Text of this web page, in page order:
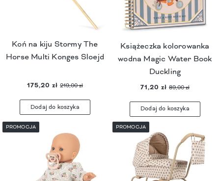
Koń na kiju Stormy The
Horse Multi Konges Sloejd
175,20 zł 219,00 zł
Dodaj do koszyka
Książeczka kolorowanka
wodna Magic Water Book
Duckling
71,20 zł 89,00 zł
Dodaj do koszyka
PROMOCJA PROMOCJA